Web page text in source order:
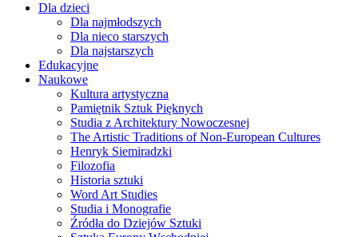
Dla dzieci
Dla najmłodszych
Dla nieco starszych
Dla najstarszych
Edukacyjne
Naukowe
Kultura artystyczna
Pamiętnik Sztuk Pięknych
Studia z Architektury Nowoczesnej
The Artistic Traditions of Non-European Cultures
Henryk Siemiradzki
Filozofia
Historia sztuki
Word Art Studies
Studia i Monografie
Źródła do Dziejów Sztuki